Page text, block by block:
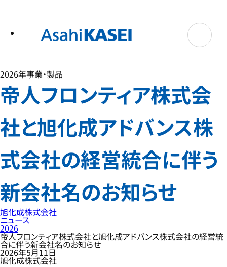
2026年事業・製品
帝人フロンティア株式会
社と旭化成アドバンス株
式会社の経営統合に伴う
新会社名のお知らせ
旭化成株式会社
ニュース
2026
帝人フロンティア株式会社と旭化成アドバンス株式会社の経営統
合に伴う新会社名のお知らせ
2026年5月11日
旭化成株式会社